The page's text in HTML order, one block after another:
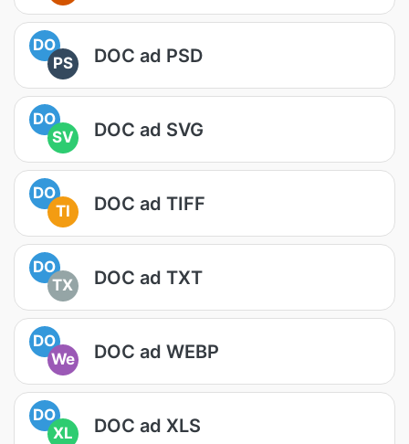
DO
PS
DOC ad PSD
DO
SV
DOC ad SVG
DO
TI
DOC ad TIFF
DO
TX
DOC ad TXT
DO
We
DOC ad WEBP
DO
XL
DOC ad XLS